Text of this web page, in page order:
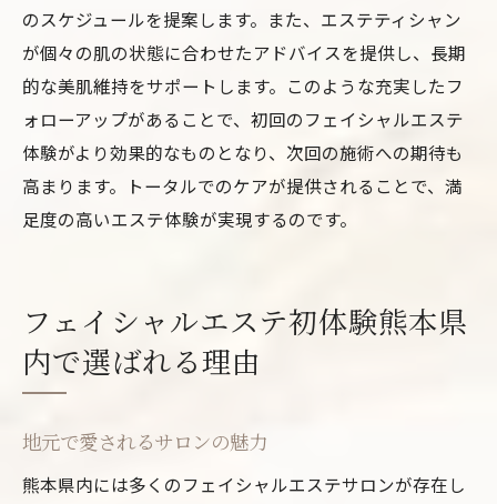
のスケジュールを提案します。また、エステティシャン
が個々の肌の状態に合わせたアドバイスを提供し、長期
的な美肌維持をサポートします。このような充実したフ
ォローアップがあることで、初回のフェイシャルエステ
体験がより効果的なものとなり、次回の施術への期待も
高まります。トータルでのケアが提供されることで、満
足度の高いエステ体験が実現するのです。
フェイシャルエステ初体験熊本県
内で選ばれる理由
地元で愛されるサロンの魅力
熊本県内には多くのフェイシャルエステサロンが存在し